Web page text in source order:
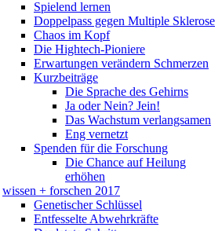
Spielend lernen
Doppelpass gegen Multiple Sklerose
Chaos im Kopf
Die Hightech-Pioniere
Erwartungen verändern Schmerzen
Kurzbeiträge
Die Sprache des Gehirns
Ja oder Nein? Jein!
Das Wachstum verlangsamen
Eng vernetzt
Spenden für die Forschung
Die Chance auf Heilung
erhöhen
wissen + forschen 2017
Genetischer Schlüssel
Entfesselte Abwehrkräfte